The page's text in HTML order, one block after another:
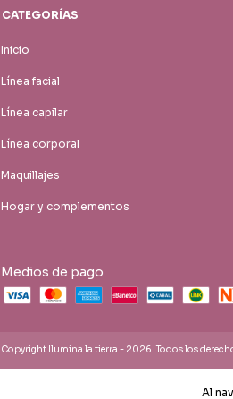
Al
CATEGORÍAS
Inicio
Línea facial
Línea capilar
Línea corporal
Maquillajes
Hogar y complementos
Medios de pago
Copyright Ilumina la tierra - 2026. Todos los